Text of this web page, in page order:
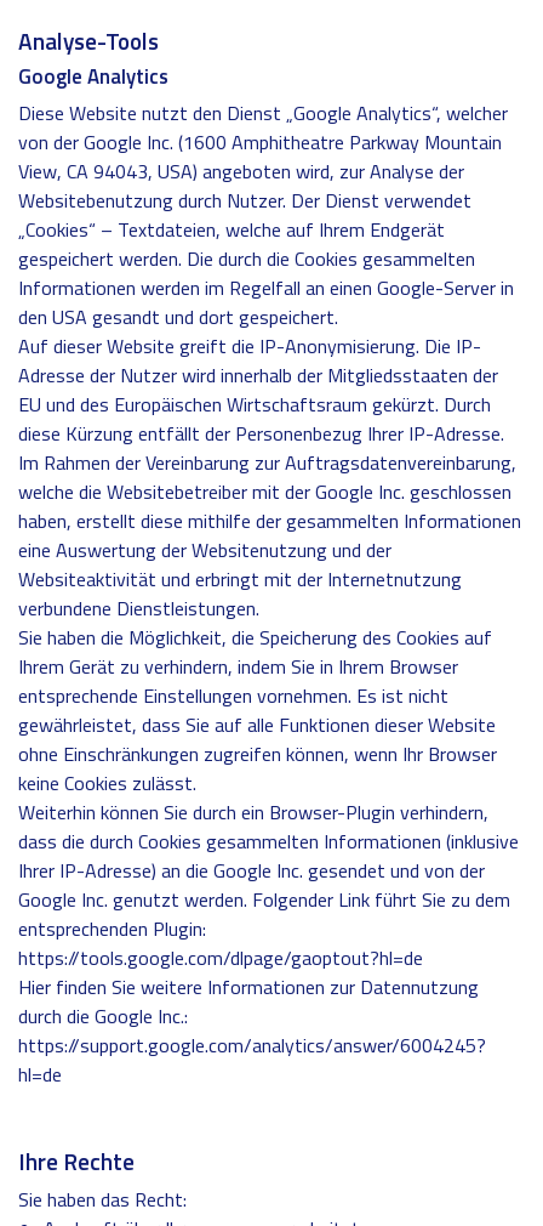
Analyse-Tools
Google Analytics
Diese Website nutzt den Dienst „Google Analytics“, welcher
von der Google Inc. (1600 Amphitheatre Parkway Mountain
View, CA 94043, USA) angeboten wird, zur Analyse der
Websitebenutzung durch Nutzer. Der Dienst verwendet
„Cookies“ – Textdateien, welche auf Ihrem Endgerät
gespeichert werden. Die durch die Cookies gesammelten
Informationen werden im Regelfall an einen Google-Server in
den USA gesandt und dort gespeichert.
Auf dieser Website greift die IP-Anonymisierung. Die IP-
Adresse der Nutzer wird innerhalb der Mitgliedsstaaten der
EU und des Europäischen Wirtschaftsraum gekürzt. Durch
diese Kürzung entfällt der Personenbezug Ihrer IP-Adresse.
Im Rahmen der Vereinbarung zur Auftragsdatenvereinbarung,
welche die Websitebetreiber mit der Google Inc. geschlossen
haben, erstellt diese mithilfe der gesammelten Informationen
eine Auswertung der Websitenutzung und der
Websiteaktivität und erbringt mit der Internetnutzung
verbundene Dienstleistungen.
Sie haben die Möglichkeit, die Speicherung des Cookies auf
Ihrem Gerät zu verhindern, indem Sie in Ihrem Browser
entsprechende Einstellungen vornehmen. Es ist nicht
gewährleistet, dass Sie auf alle Funktionen dieser Website
ohne Einschränkungen zugreifen können, wenn Ihr Browser
keine Cookies zulässt.
Weiterhin können Sie durch ein Browser-Plugin verhindern,
dass die durch Cookies gesammelten Informationen (inklusive
Ihrer IP-Adresse) an die Google Inc. gesendet und von der
Google Inc. genutzt werden. Folgender Link führt Sie zu dem
entsprechenden Plugin:
https://tools.google.com/dlpage/gaoptout?hl=de
Hier finden Sie weitere Informationen zur Datennutzung
durch die Google Inc.:
https://support.google.com/analytics/answer/6004245?
hl=de
Ihre Rechte
Sie haben das Recht: